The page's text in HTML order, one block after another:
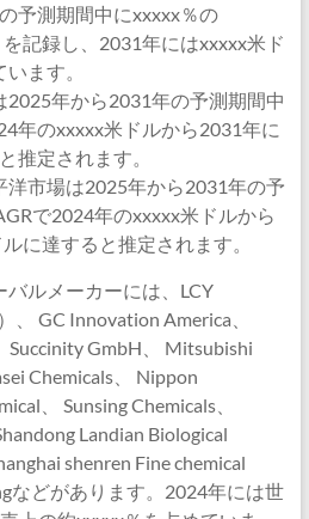
予測期間中にxxxxx％の
記録し、2031年にはxxxxx米ド
ます。
年から2031年の予測期間中
年のxxxxx米ドルから2031年に
推定されます。
洋市場は2025年から2031年の予
で2024年のxxxxx米ドルから
に達すると推定されます。
ルメーカーには、LCY
、 GC Innovation America、
Succinity GmbH、 Mitsubishi
Chemicals、 Nippon
、 Sunsing Chemicals、
Landian Biological
shenren Fine chemical
などがあります。2024年には世